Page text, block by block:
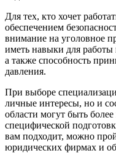
Для тех, кто хочет
обеспечением
внимание на уголовное
иметь навыки для работы
а также способность
давления.
При выборе
личные интересы, но и
области могут быть
специфической
вам подходит, можно
юридических фирмах и